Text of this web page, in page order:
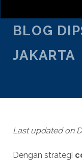
BLOG
JAKARTA
SENI
Last updated on
Dengan strategi